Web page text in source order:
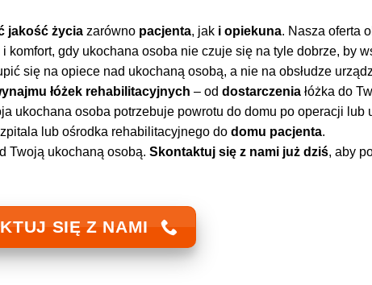
jakość życia zarówno pacjenta, jak i opiekuna. Nasza oferta
gdy ukochana osoba nie czuje się na tyle dobrze, by
się na opiece nad ukochaną osobą, a nie na obsłudze
łóżek rehabilitacyjnych – od dostarczenia łóżka do
ukochana osoba potrzebuje powrotu do domu po operacji lub
lub ośrodka rehabilitacyjnego do domu pacjenta.
Twoją ukochaną osobą. Skontaktuj się z nami już dziś, aby
SIĘ Z NAMI